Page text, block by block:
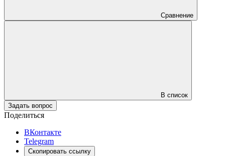
Сравнение
В список
Задать вопрос
Поделиться
ВКонтакте
Telegram
Скопировать ссылку